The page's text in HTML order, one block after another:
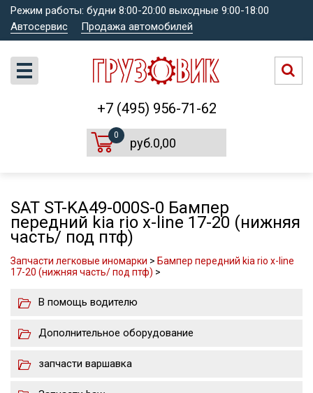
Режим работы: будни 8:00-20:00 выходные 9:00-18:00
Автосервис
Продажа автомобилей
+7 (495) 956-71-62
0
руб.0,00
SAT ST-KA49-000S-0 Бампер
передний kia rio x-line 17-20 (нижняя
часть/ под птф)
Запчасти легковые иномарки > Бампер передний kia rio x-line
17-20 (нижняя часть/ под птф) >
В помощь водителю
Дополнительное оборудование
запчасти варшавка